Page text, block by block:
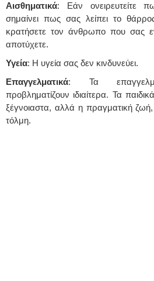
Αισθηματικά: Εάν ονειρευτείτε
σημαίνει πως σας λείπει το
κρατήσετε τον άνθρωπο που σας
αποτύχετε.
Υγεία: Η υγεία σας δεν κινδυνεύει.
Επαγγελματικά: Τα
προβληματίζουν ιδιαίτερα. Τα
ξέγνοιαστα, αλλά η πραγματική ζωή,
τόλμη.